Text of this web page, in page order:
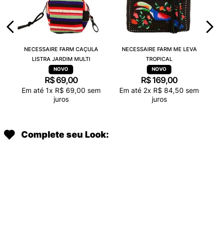
NECESSAIRE FARM CAÇULA
LISTRA JARDIM MULTI
R$ 69,00
Em até 1x R$ 69,00 sem
juros
NECESSAIRE FARM ME LEVA
TROPICAL
R$ 169,00
Em até 2x R$ 84,50 sem
juros
Complete seu Look: